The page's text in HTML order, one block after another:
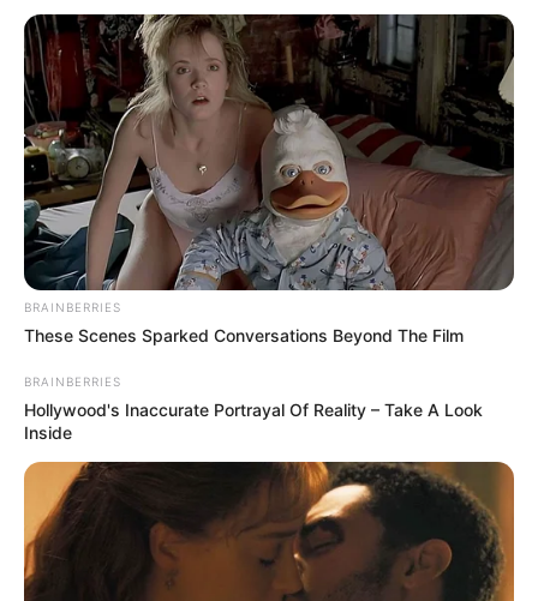
BRAINBERRIES
These Scenes Sparked Conversations Beyond The Film
BRAINBERRIES
Hollywood's Inaccurate Portrayal Of Reality – Take A Look
Inside